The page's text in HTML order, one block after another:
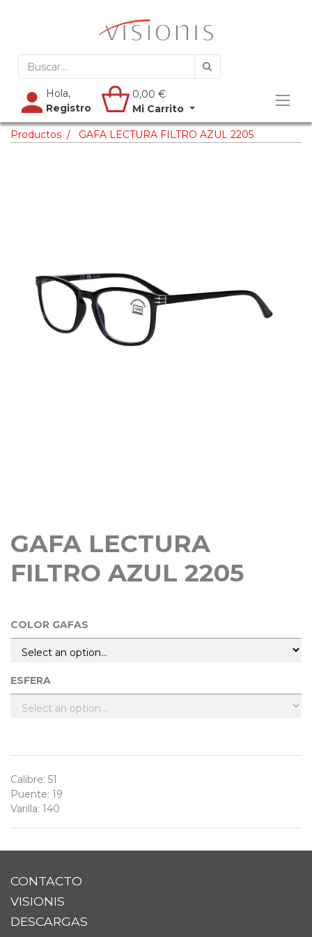
Hola,
Registro
0,00 €
Mi Carrito
Productos GAFA LECTURA FILTRO AZUL 2205
GAFA LECTURA
FILTRO AZUL 2205
COLOR GAFAS
ESFERA
Calibre: 51
Puente: 19
Varilla: 140
CONTACTO
VISIONIS
DESCARGAS